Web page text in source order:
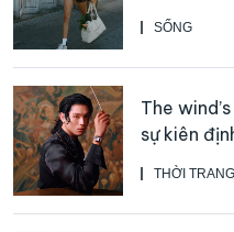
SỐNG
thể bắt đầu
THỜI TRANG
The
sự kiên